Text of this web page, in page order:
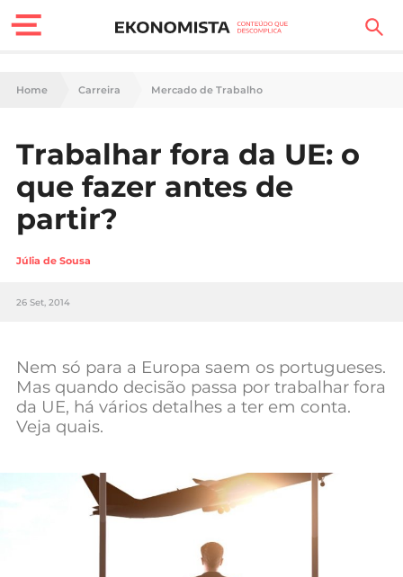
Finanças Pessoais
Carreira
Casa
Lifestyle
Sociedade
Negócios
Mundial 2026
Home Carreira Mercado de Trabalho
Trabalhar fora da UE: o
que fazer antes de
partir?
Júlia de Sousa
26 Set, 2014
Nem só para a Europa saem os portugueses.
Mas quando decisão passa por trabalhar fora
da UE, há vários detalhes a ter em conta.
Veja quais.